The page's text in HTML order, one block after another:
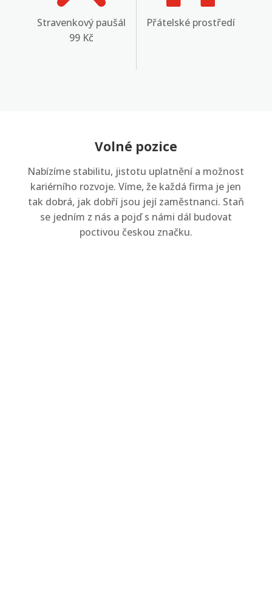
Stravenkový paušál
99 Kč
Přátelské prostředí
Volné pozice
Nabízíme stabilitu, jistotu uplatnění a možnost
kariérního rozvoje. Víme, že každá firma je jen
tak dobrá, jak dobří jsou její zaměstnanci. Staň
se jedním z nás a pojď s námi dál budovat
poctivou českou značku.